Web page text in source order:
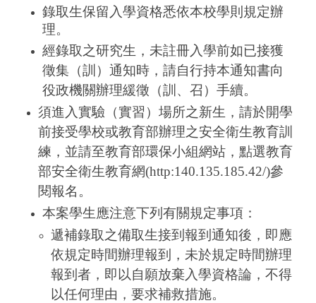
錄取生保留入學資格悉依本校學則規定辦
理。
經錄取之研究生，未註冊入學前如已接獲
徵集（訓）通知時，請自行持本通知書向
役政機關辦理緩徵（訓、召）手續。
須進入實驗（實習）場所之新生，請於開學
前接受學校或教育部辦理之安全衛生教育訓
練，並請至教育部環保小組網站，點選教育
部安全衛生教育網(http:140.135.185.42/)參
閱報名。
本案學生應注意下列有關規定事項：
遞補錄取之備取生接到報到通知後，即應
依規定時間辦理報到，未於規定時間辦理
報到者，即以自願放棄入學資格論，不得
以任何理由，要求補救措施。